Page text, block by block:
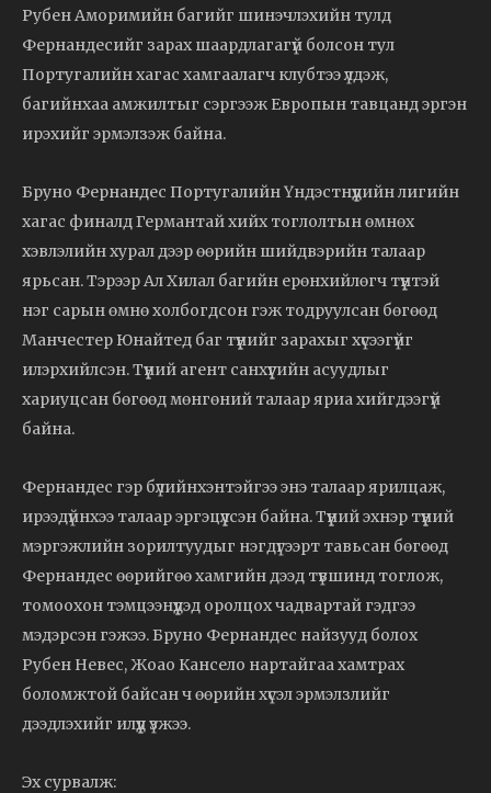
Рубен Аморимийн багийг шинэчлэхийн тулд
Фернандесийг зарах шаардлагагүй болсон тул
Португалийн хагас хамгаалагч клубтээ үлдэж,
багийнхаа амжилтыг сэргээж Европын тавцанд эргэн
ирэхийг эрмэлзэж байна.
Бруно Фернандес Португалийн Үндэстнүүдийн лигийн
хагас финалд Германтай хийх тоглолтын өмнөх
хэвлэлийн хурал дээр өөрийн шийдвэрийн талаар
ярьсан. Тэрээр Ал Хилал багийн ерөнхийлөгч түүнтэй
нэг сарын өмнө холбогдсон гэж тодруулсан бөгөөд
Манчестер Юнайтед баг түүнийг зарахыг хүсээгүйг
илэрхийлсэн. Түүний агент санхүүгийн асуудлыг
хариуцсан бөгөөд мөнгөний талаар яриа хийгдээгүй
байна.
Фернандес гэр бүлийнхэнтэйгээ энэ талаар ярилцаж,
ирээдүйнхээ талаар эргэцүүлсэн байна. Түүний эхнэр түүний
мэргэжлийн зорилтуудыг нэгдүгээрт тавьсан бөгөөд
Фернандес өөрийгөө хамгийн дээд түвшинд тоглож,
томоохон тэмцээнүүдэд оролцох чадвартай гэдгээ
мэдэрсэн гэжээ. Бруно Фернандес найзууд болох
Рубен Невес, Жоао Кансело нартайгаа хамтрах
боломжтой байсан ч өөрийн хүсэл эрмэлзлийг
дээдлэхийг илүүд үзжээ.
Эх сурвалж: